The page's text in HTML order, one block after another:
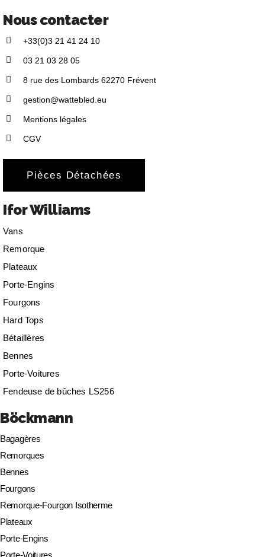
Nous contacter
+33(0)3 21 41 24 10
03 21 03 28 05
8 rue des Lombards 62270 Frévent
gestion@wattebled.eu
Mentions légales
CGV
Pièces Détachées
Ifor Williams
Vans
Remorque
Plateaux
Porte-Engins
Fourgons
Hard Tops
Bétaillères
Bennes
Porte-Voitures
Fendeuse de bûches LS256
Böckmann
Bagagères
Remorques
Bennes
Fourgons
Remorque-Fourgon Isotherme
Plateaux
Porte-Engins
Porte-Voitures